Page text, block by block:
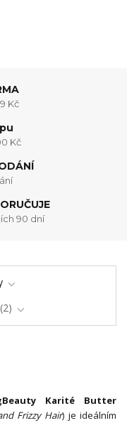
Kč
Kč
90 dní
2
Karité Butter
Frizzy Hair) je ideálním